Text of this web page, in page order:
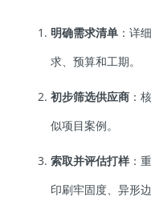
明确需求清单 ：详
求、预算和工期。
初步筛选供应商 ：
似项目案例。
索取并评估打样 ：
印刷牢固度、异形边